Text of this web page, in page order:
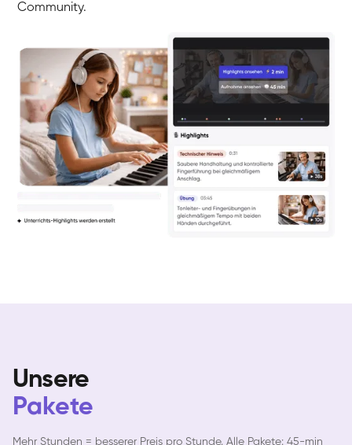
Yuna
Klavier / Piano / Flügel
Camilla
Klavier / Piano / Flügel
Negin
Klavier / Piano / Flügel
Katarzyna
Klavier / Piano / Flügel
Community.
Unsere
Pakete
Mehr Stunden = besserer Preis pro Stunde. Alle Pakete: 45-min